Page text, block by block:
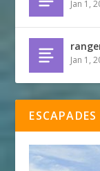
Jan 1,
Jan 1,
ESCAPADES